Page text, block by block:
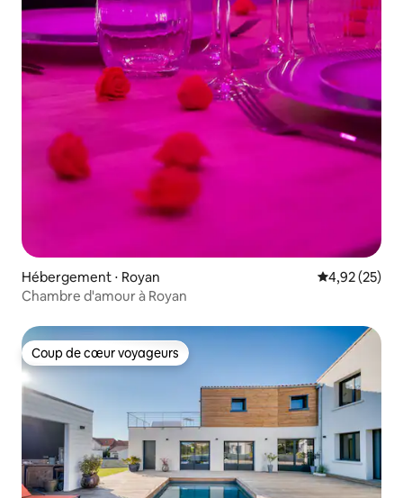
Hébergement ⋅ Royan Évaluation
4,92 (25)
Chambre d'amour à Royan
Coup de cœur voyageurs
Coup de cœur voyageurs